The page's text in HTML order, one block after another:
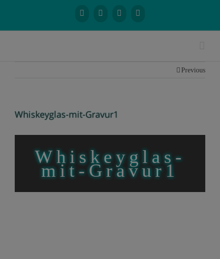
Previous
Whiskeyglas-mit-Gravur1
Whiskeyglas-
mit-Gravur1